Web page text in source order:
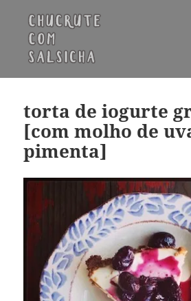
torta de iogurte
[com molho de
pimenta]